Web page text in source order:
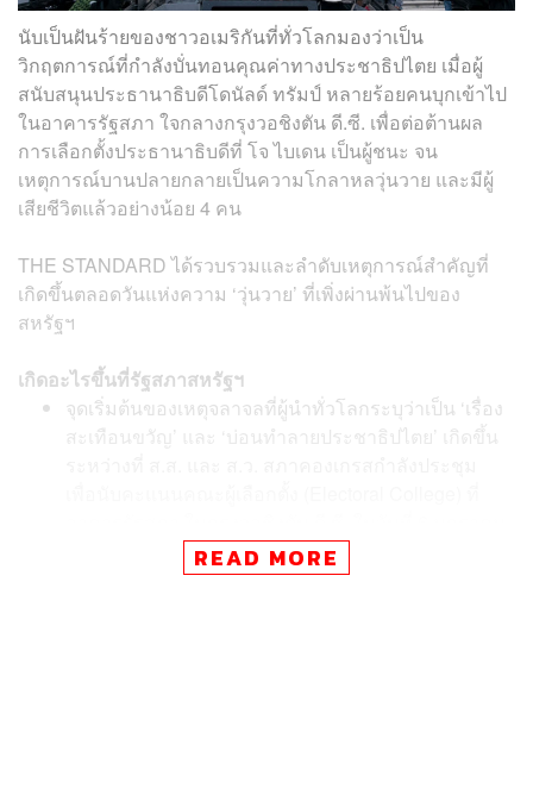
นับเป็นฝันร้ายของชาวอเมริกันที่ทั่วโลกมองว่าเป็น
วิกฤตการณ์ที่กำลังบั่นทอนคุณค่าทางประชาธิปไตย เมื่อผู้
สนับสนุนประธานาธิบดีโดนัลด์ ทรัมป์ หลายร้อยคนบุกเข้าไป
ในอาคารรัฐสภา ใจกลางกรุงวอชิงตัน ดี.ซี. เพื่อต่อต้านผล
การเลือกตั้งประธานาธิบดีที่ โจ ไบเดน เป็นผู้ชนะ จน
เหตุการณ์บานปลายกลายเป็นความโกลาหลวุ่นวาย และมีผู้
เสียชีวิตแล้วอย่างน้อย 4 คน
THE STANDARD ได้รวบรวมและลำดับเหตุการณ์สำคัญที่
เกิดขึ้นตลอดวันแห่งความ ‘วุ่นวาย’ ที่เพิ่งผ่านพ้นไปของ
สหรัฐฯ
เกิดอะไรขึ้นที่รัฐสภาสหรัฐฯ
จุดเริ่มต้นของเหตุจลาจลที่ผู้นำทั่วโลกระบุว่าเป็น ‘เรื่อง
สะเทือนขวัญ’ และ ‘บ่อนทำลายประชาธิปไตย’ เกิดขึ้น
ตามเวลาท้องถิ่น ซึ่งเป็นกระบวนการตามกฎหมายเพื่อ
รับรองและประกาศให้ โจ ไบเดน เป็นประธานาธิบดีคน
READ MORE